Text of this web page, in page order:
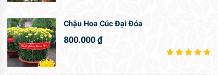
Chậu Hoa Cúc Đại Đóa
800.000₫